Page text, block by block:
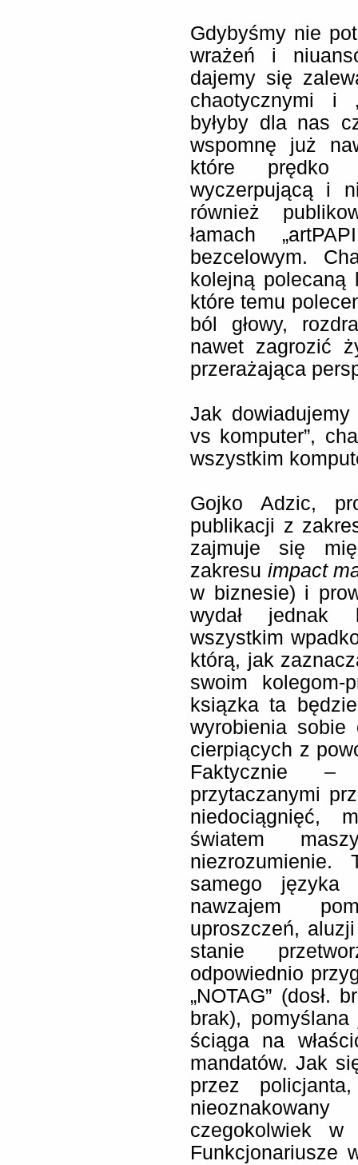
Gdybyśmy nie
wrażeń i
dajemy się
chaotycznymi i
byłyby dla nas
wspomnę już
które prędko
wyczerpującą i
również
łamach
bezcelowym.
kolejną polecaną
które temu
ból głowy,
nawet zagrozić
przerażająca
Jak
vs komputer”,
wszystkim
Gojko Adzic,
publikacji z
zajmuje się
zakresu impact
w biznesie) i
wydał jednak
wszystkim
którą, jak
swoim
ksiązka ta
wyrobienia sobie
cierpiących z
Faktycznie –
przytaczanymi
niedociągnięć,
światem
niezrozumienie.
samego
nawzajem
uproszczeń,
stanie
odpowiednio
„NOTAG” (dosł.
brak),
ściąga na
mandatów. Jak
przez
czegokolwiek w
Funkcjonariusze